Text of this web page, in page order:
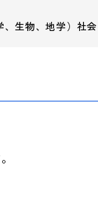
生物、地学）社